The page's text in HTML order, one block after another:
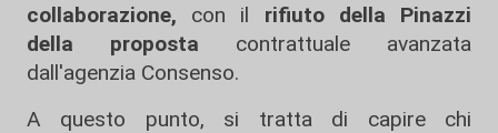
collaborazione, con il rifiuto della Pinazzi
della proposta contrattuale avanzata
dall'agenzia Consenso.
A questo punto, si tratta di capire chi